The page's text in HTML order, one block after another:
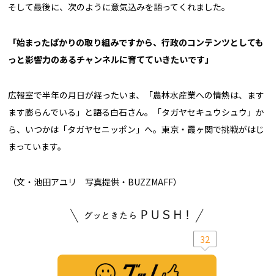
そして最後に、次のように意気込みを語ってくれました。
「始まったばかりの取り組みですから、行政のコンテンツとしても
っと影響力のあるチャンネルに育てていきたいです」
広報室で半年の月日が経ったいま、「農林水産業への情熱は、ます
ます膨らんでいる」と語る白石さん。「タガヤセキュウシュウ」か
ら、いつかは「タガヤセニッポン」へ。東京・霞ヶ関で挑戦がはじ
まっています。
（文・池田アユリ 写真提供・BUZZMAFF）
32